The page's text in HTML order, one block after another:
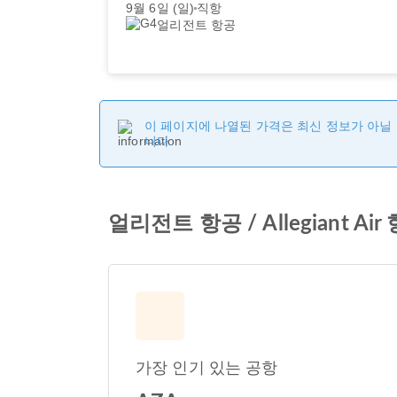
9월 6일 (일) 직항
얼리전트 항공
이 페이지에 나열된 가격은 최신 정보가 아
니다.
얼리전트 항공 / Allegiant Air
가장 인기 있는 공항